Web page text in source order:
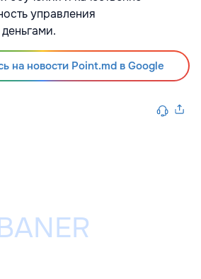
управления
на новости Point.md в Google